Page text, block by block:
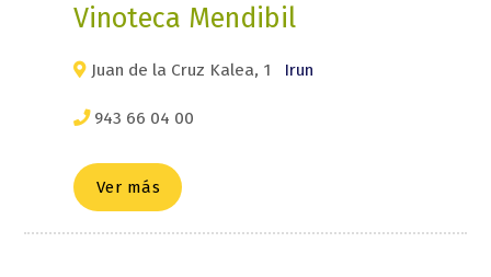
Vinoteca Mendibil
Juan de la Cruz Kalea, 1 Irun
943 66 04 00
Ver más